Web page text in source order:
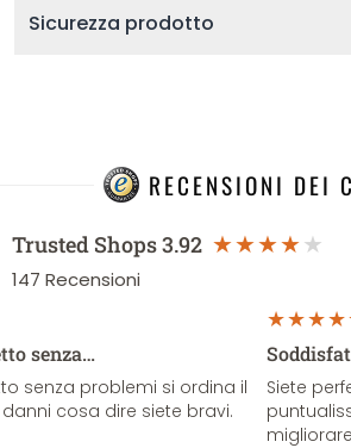
Sicurezza prodotto
RECENSIONI DEI
Trusted Shops3.92
147 Recensioni
senza…
senza problemi si ordina il
cosa dire siete bravi.
Siete